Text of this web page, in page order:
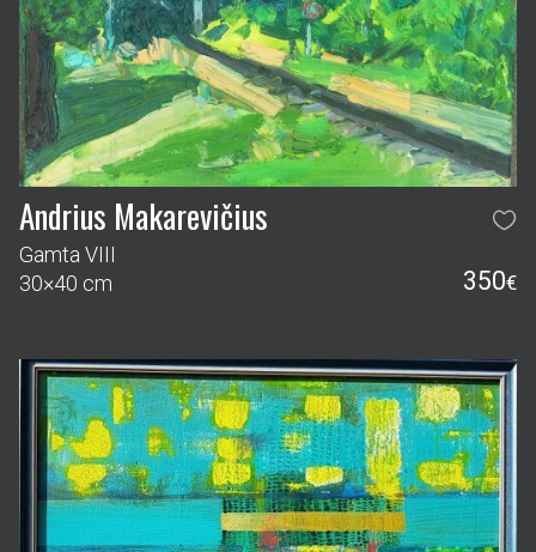
Andrius Makarevičius
Gamta VIII
30×40 cm
350€